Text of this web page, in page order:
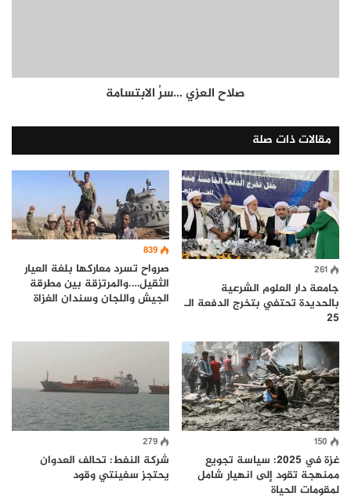
صلاح العزي …سرُ الابتسامة
مقالات ذات صلة
261
جامعة دار العلوم الشرعية
بالحديدة تحتفي بتخرج الدفعة الـ
25
839
صرواح تسرد معاركها بلغة العيار
الثقيل….والمرتزقة بين مطرقة
الجيش واللجان وسندان الغزاة
150
غزة في 2025: سياسة تجويع
ممنهجة تقود إلى انهيار شامل
لمقومات الحياة
279
شركة النفط: تحالف العدوان
يحتجز سفينتي وقود